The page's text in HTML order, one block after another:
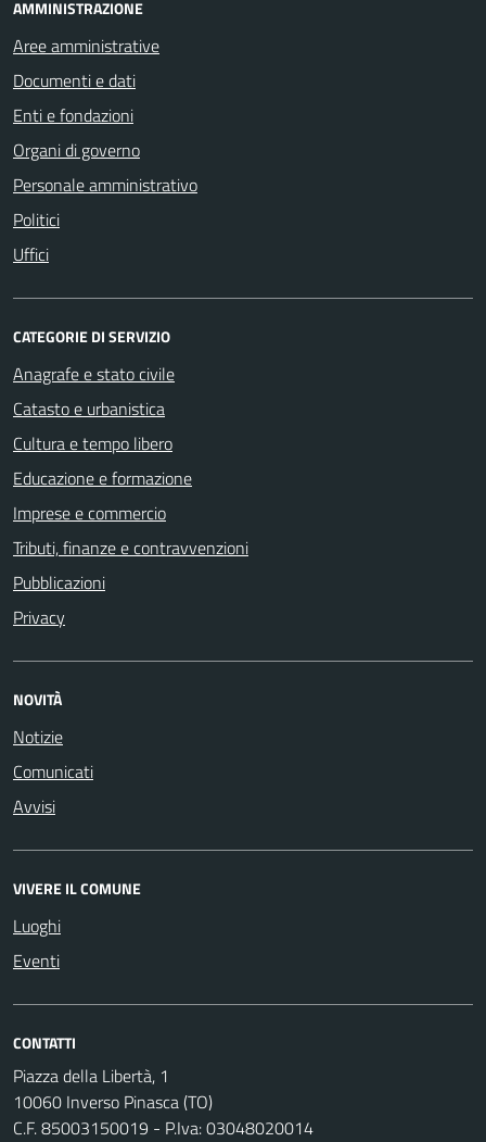
AMMINISTRAZIONE
Aree amministrative
Documenti e dati
Enti e fondazioni
Organi di governo
Personale amministrativo
Politici
Uffici
CATEGORIE DI SERVIZIO
Anagrafe e stato civile
Catasto e urbanistica
Cultura e tempo libero
Educazione e formazione
Imprese e commercio
Tributi, finanze e contravvenzioni
Pubblicazioni
Privacy
NOVITÀ
Notizie
Comunicati
Avvisi
VIVERE IL COMUNE
Luoghi
Eventi
CONTATTI
Piazza della Libertà, 1
10060 Inverso Pinasca (TO)
C.F. 85003150019 - P.Iva: 03048020014